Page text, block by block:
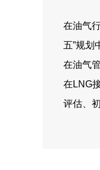
在油气
五”规划
在油气
在LNG
评估、